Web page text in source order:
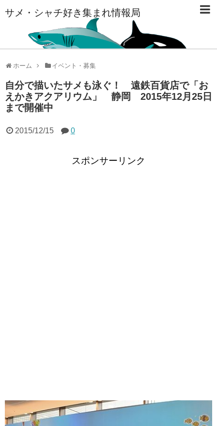
サメ・シャチ好き集まれ情報局
ホーム イベント・募集
自分で描いたサメも泳ぐ！ 遠鉄百貨店で「お
えかきアクアリウム」 静岡 2015年12月25日
まで開催中
2015/12/15 0
スポンサーリンク